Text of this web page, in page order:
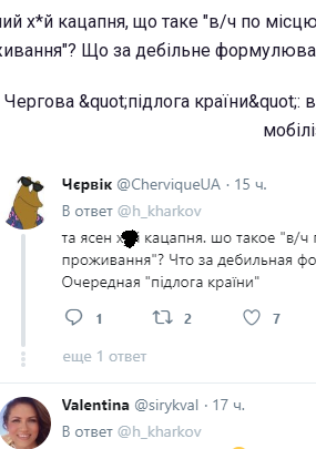
х*й кацапня, що таке "в/ч по
Що за дебільне